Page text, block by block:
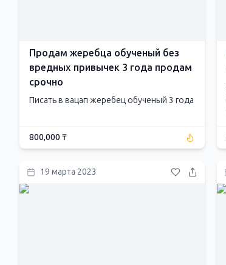
Продам жеребца обученый без
вредных привычек 3 года продам
срочно
Писать в вацап жеребец обученый 3 года
800,000 ₸
19 марта 2023